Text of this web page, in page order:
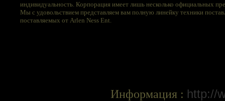
индивидуальность. Корпорация имеет лишь несколько официальных
Мы с удовольствием представляем вам полную линейку техники
поставляемых от Arlen Ness Ent.
Информация : http://